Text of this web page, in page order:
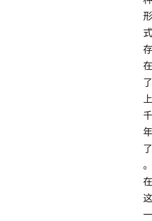
形
式
存
在
了
上
千
年
了
。
在
这
一